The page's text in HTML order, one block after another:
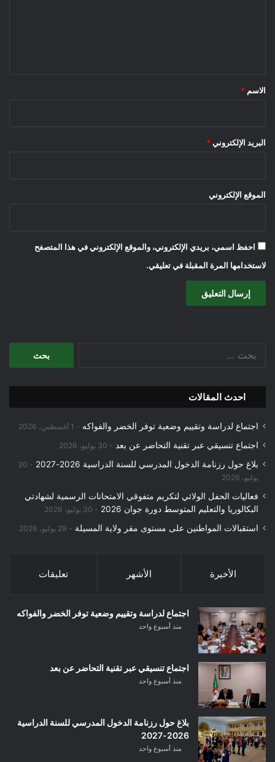
*
الاسم *
البريد الإلكتروني *
الموقع الإلكتروني
احفظ اسمي، بريدي الإلكتروني، والموقع الإلكتروني في هذا المتصفح
لاستخدامها المرة المقبلة في تعليقي.
احدث المقالات
اجتماع لدراسة وتقييم وضعية توفر الخضر والفواكه 1 أغسطس، 2026
اجتماع تنسيقي عبر تقنية التحاضر عن بعد 30 يوليو، 2026
بلاغ حول رزنامة الدخول المدرسي للسنة الدراسية 2026-2027
30
يوليو، 2026
فعاليات الحفل الولائي لتكريم متفوقي الامتحانات الرسمية لشهادتي
البكالوريا والتعليم المتوسط دورة جوان 2026
30 يوليو، 2026
استقبالات المواطنين على مستوى مقر ولاية المسيلة 29 يوليو، 2026
الأخيرة الأشهر تعليقات
اجتماع لدراسة وتقييم وضعية توفر الخضر والفواكه
منذ أسبوع واحد
اجتماع تنسيقي عبر تقنية التحاضر عن بعد
منذ أسبوع واحد
بلاغ حول رزنامة الدخول المدرسي للسنة الدراسية
2026-2027
منذ أسبوع واحد